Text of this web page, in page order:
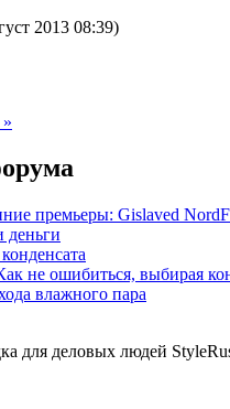
2013 08:39)
премьеры: Gislaved
деньги
не ошибиться, выбирая
влажного пара
для деловых людей